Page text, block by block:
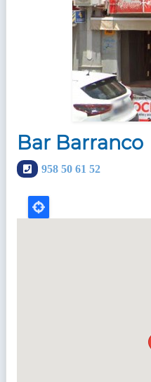
Bar Barranco
Teléfonos
958 50 61 52